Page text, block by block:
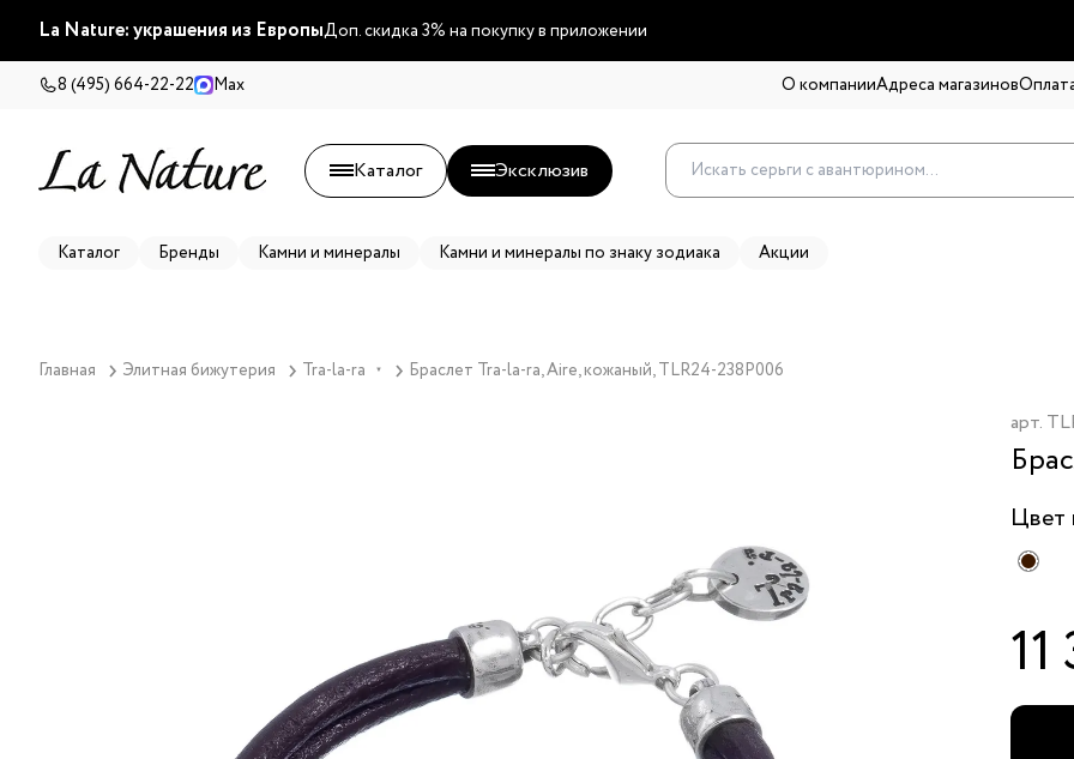
La Nature: украшения из ЕвропыДоп. скидка 3% на покупку в приложении
8 (495) 664-22-22 Max О компанииАдреса магазинов
Каталог Эксклюзив
Каталог Бренды Камни и минералы Камни и минералы по знаку зодиака Акции
Главная Элитная бижутерия Tra-la-ra ▼ Браслет Tra-la-ra, Aire, кожаный, TLR24-238P006
арт.
Цвет